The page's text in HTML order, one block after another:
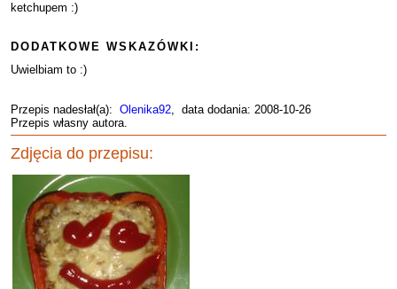
ketchupem :)
DODATKOWE WSKAZÓWKI:
Uwielbiam to :)
Przepis nadesłał(a): Olenika92, data dodania: 2008-10-26
Przepis własny autora.
Zdjęcia do przepisu: